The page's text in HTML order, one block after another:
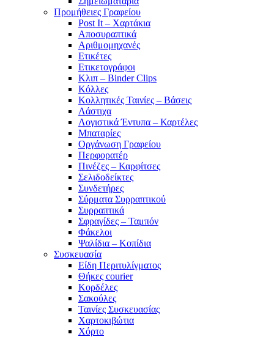
Προμήθειες Γραφείου
Post It – Χαρτάκια
Αποσυραπτικά
Αριθμομηχανές
Ετικέτες
Ετικετογράφοι
Κλιπ – Binder Clips
Κόλλες
Κολλητικές Ταινίες – Βάσεις
Λάστιχα
Λογιστικά Έντυπα – Καρτέλες
Μπαταρίες
Οργάνωση Γραφείου
Περφορατέρ
Πινέζες – Καρφίτσες
Σελιδοδείκτες
Συνδετήρες
Σύρματα Συρραπτικού
Συρραπτικά
Σφραγίδες – Ταμπόν
Φάκελοι
Ψαλίδια – Κοπίδια
Συσκευασία
Είδη Περιτυλίγματος
Θήκες courier
Κορδέλες
Σακούλες
Ταινίες Συσκευασίας
Χαρτοκιβώτια
Χόρτο